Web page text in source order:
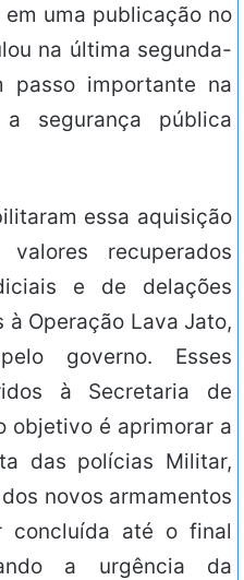
uma publicação no
na última segunda-
passo importante na
segurança pública
essa aquisição
recuperados
e de delações
Operação Lava Jato,
governo. Esses
à Secretaria de
objetivo é aprimorar a
das polícias Militar,
novos armamentos
concluída até o final
a urgência da